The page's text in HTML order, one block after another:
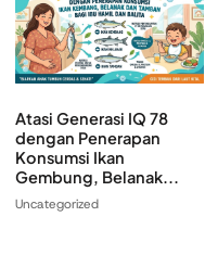
Atasi Generasi IQ 78
dengan Penerapan
Konsumsi Ikan
Gembung, Belanak...
Uncategorized